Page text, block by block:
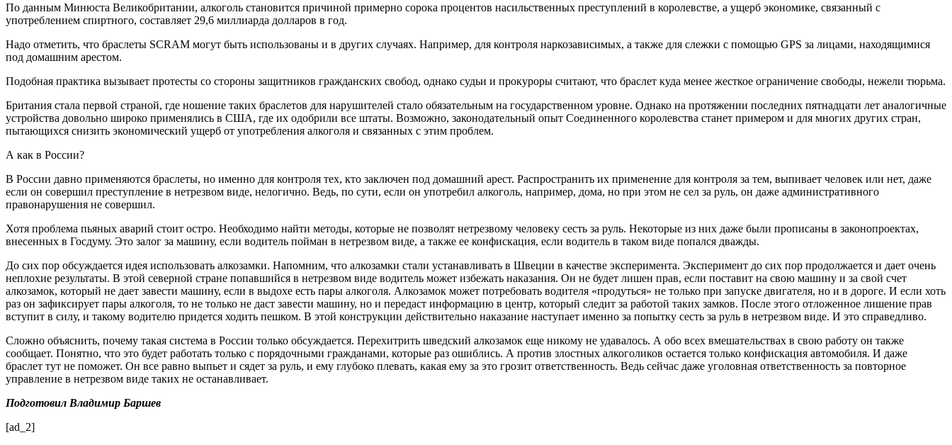
По данным Минюста Великобритании, алкоголь становится причиной примерно сорока процентов насильственных преступлений в королевстве, а ущерб экономике, связанный с
употреблением спиртного, составляет 29,6 миллиарда долларов в год.
Надо отметить, что браслеты SCRAM могут быть использованы и в других случаях. Например, для контроля наркозависимых, а также для слежки с помощью GPS за лицами, находящимися
под домашним арестом.
Подобная практика вызывает протесты со стороны защитников гражданских свобод, однако судьи и прокуроры считают, что браслет куда менее жесткое ограничение свободы, нежели тюрьма.
Британия стала первой страной, где ношение таких браслетов для нарушителей стало обязательным на государственном уровне. Однако на протяжении последних пятнадцати лет аналогичные
устройства довольно широко применялись в США, где их одобрили все штаты. Возможно, законодательный опыт Соединенного королевства станет примером и для многих других стран,
пытающихся снизить экономический ущерб от употребления алкоголя и связанных с этим проблем.
А как в России?
В России давно применяются браслеты, но именно для контроля тех, кто заключен под домашний арест. Распространить их применение для контроля за тем, выпивает человек или нет, даже
если он совершил преступление в нетрезвом виде, нелогично. Ведь, по сути, если он употребил алкоголь, например, дома, но при этом не сел за руль, он даже административного
правонарушения не совершил.
Хотя проблема пьяных аварий стоит остро. Необходимо найти методы, которые не позволят нетрезвому человеку сесть за руль. Некоторые из них даже были прописаны в законопроектах,
внесенных в Госдуму. Это залог за машину, если водитель пойман в нетрезвом виде, а также ее конфискация, если водитель в таком виде попался дважды.
До сих пор обсуждается идея использовать алкозамки. Напомним, что алкозамки стали устанавливать в Швеции в качестве эксперимента. Эксперимент до сих пор продолжается и дает очень
неплохие результаты. В этой северной стране попавшийся в нетрезвом виде водитель может избежать наказания. Он не будет лишен прав, если поставит на свою машину и за свой счет
алкозамок, который не дает завести машину, если в выдохе есть пары алкоголя. Алкозамок может потребовать водителя «продуться» не только при запуске двигателя, но и в дороге. И если хоть
раз он зафиксирует пары алкоголя, то не только не даст завести машину, но и передаст информацию в центр, который следит за работой таких замков. После этого отложенное лишение прав
вступит в силу, и такому водителю придется ходить пешком. В этой конструкции действительно наказание наступает именно за попытку сесть за руль в нетрезвом виде. И это справедливо.
Сложно объяснить, почему такая система в России только обсуждается. Перехитрить шведский алкозамок еще никому не удавалось. А обо всех вмешательствах в свою работу он также
сообщает. Понятно, что это будет работать только с порядочными гражданами, которые раз ошиблись. А против злостных алкоголиков остается только конфискация автомобиля. И даже
браслет тут не поможет. Он все равно выпьет и сядет за руль, и ему глубоко плевать, какая ему за это грозит ответственность. Ведь сейчас даже уголовная ответственность за повторное
управление в нетрезвом виде таких не останавливает.
Подготовил Владимир Баршев
[ad_2]